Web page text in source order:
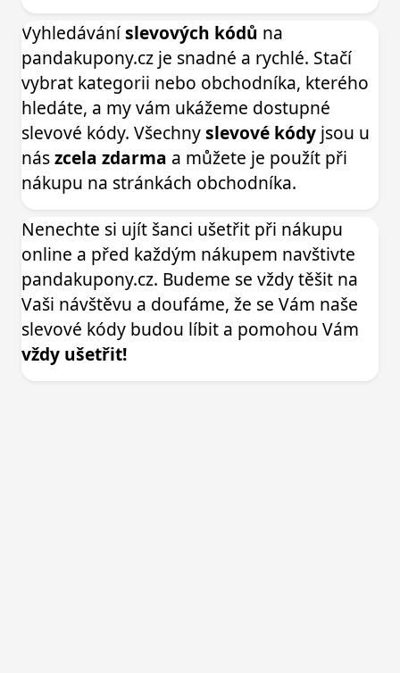
Vyhledáváníslevových kódů na
pandakupony.cz je snadné a rychlé. Stačí
vybrat kategorii nebo obchodníka, kterého
hledáte, a my vám ukážeme dostupné
slevové kódy. Všechnyslevové kódy jsou u
nászcela zdarma a můžete je použít při
nákupu na stránkách obchodníka.
Nenechte si ujít šanci ušetřit při nákupu
online a před každým nákupem navštivte
pandakupony.cz. Budeme se vždy těšit na
Vaši návštěvu a doufáme, že se Vám naše
slevové kódy budou líbit a pomohou Vám
vždy ušetřit!